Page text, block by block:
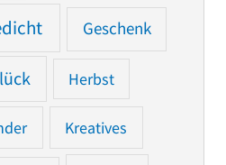
Geschenk
Herbst
Kreatives